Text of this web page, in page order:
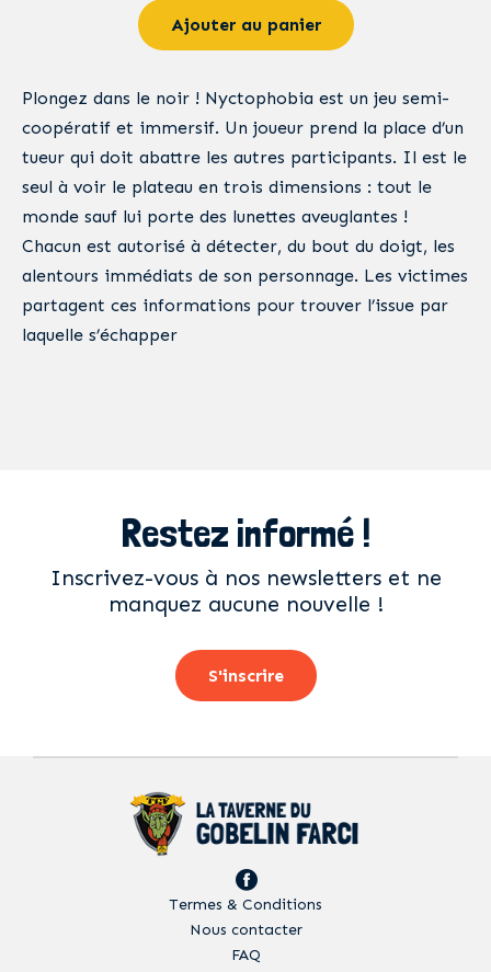
Ajouter au panier
Plongez dans le noir ! Nyctophobia est un jeu semi-
coopératif et immersif. Un joueur prend la place d’un
tueur qui doit abattre les autres participants. Il est le
seul à voir le plateau en trois dimensions : tout le
monde sauf lui porte des lunettes aveuglantes !
Chacun est autorisé à détecter, du bout du doigt, les
alentours immédiats de son personnage. Les victimes
partagent ces informations pour trouver l’issue par
laquelle s’échapper
Restez informé !
Inscrivez-vous à nos newsletters et ne
manquez aucune nouvelle !
S'inscrire
Termes & Conditions
Nous contacter
FAQ